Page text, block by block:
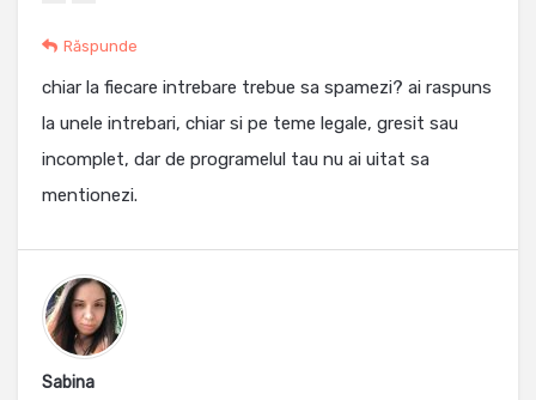
Răspunde
chiar la fiecare intrebare trebue sa spamezi? ai raspuns
la unele intrebari, chiar si pe teme legale, gresit sau
incomplet, dar de programelul tau nu ai uitat sa
mentionezi.
Sabina